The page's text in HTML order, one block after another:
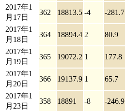
2017年1
月17日
362 18813.5 -4 -281.7
2017年1
月18日
364 18894.4 2 80.9
2017年1
月19日
365 19072.2 1 177.8
2017年1
月20日
366 19137.9 1 65.7
2017年1
月23日
358 18891 -8 -246.9